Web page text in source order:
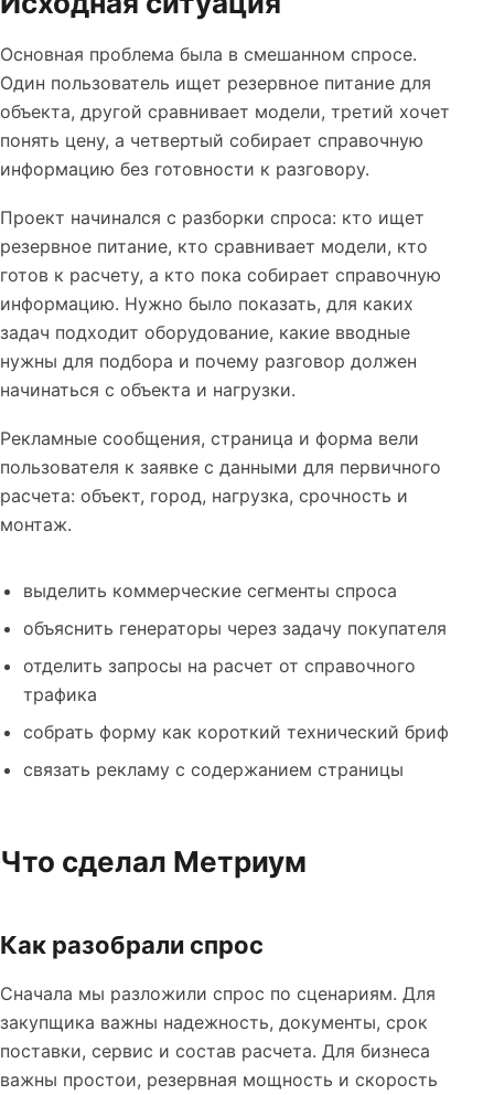
Основная проблема была в смешанном спросе.
Один пользователь ищет резервное питание для
объекта, другой сравнивает модели, третий хочет
понять цену, а четвертый собирает справочную
информацию без готовности к разговору.
Проект начинался с разборки спроса: кто ищет
резервное питание, кто сравнивает модели, кто
готов к расчету, а кто пока собирает справочную
информацию. Нужно было показать, для каких
задач подходит оборудование, какие вводные
нужны для подбора и почему разговор должен
начинаться с объекта и нагрузки.
Рекламные сообщения, страница и форма вели
пользователя к заявке с данными для первичного
расчета: объект, город, нагрузка, срочность и
монтаж.
выделить коммерческие сегменты спроса
объяснить генераторы через задачу покупателя
отделить запросы на расчет от справочного
трафика
собрать форму как короткий технический бриф
связать рекламу с содержанием страницы
Что сделал Метриум
Как разобрали спрос
Сначала мы разложили спрос по сценариям. Для
закупщика важны надежность, документы, срок
поставки, сервис и состав расчета. Для бизнеса
важны простои, резервная мощность и скорость